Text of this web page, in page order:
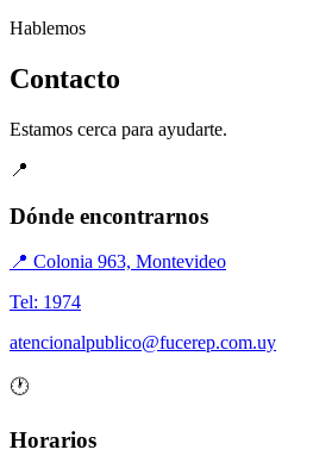
Hablemos
Contacto
Estamos cerca para ayudarte.
📍
Dónde encontrarnos
📍 Colonia 963, Montevideo
Tel: 1974
atencionalpublico@fucerep.com.uy
🕐
Horarios